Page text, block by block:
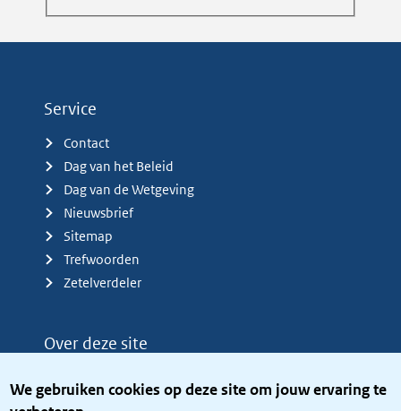
We gebruiken cookies op deze site om jouw ervaring te
Service
Contact
Dag van het Beleid
Dag van de Wetgeving
Nieuwsbrief
Sitemap
Trefwoorden
Zetelverdeler
Over deze site
Privacy